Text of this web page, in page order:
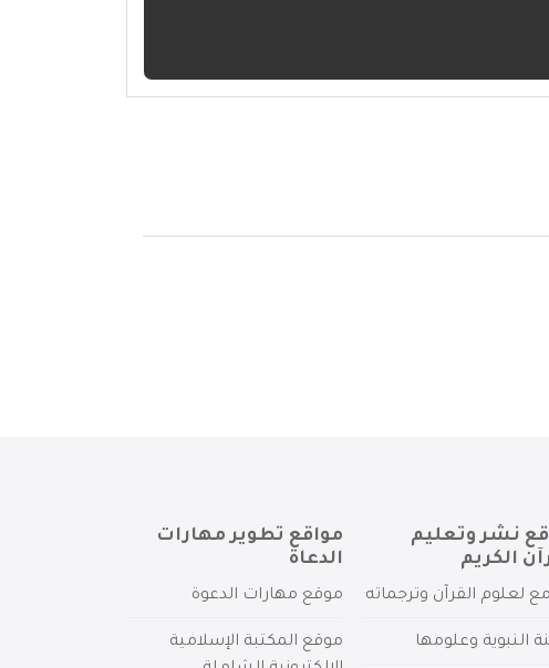
نشر وتعليم
الكريم
لعلوم القرآن وترجماته
النبوية وعلومها
مواقع تطوير مهارات
الدعاة
موقع مهارات الدعوة
موقع المكتبة الإسلامية